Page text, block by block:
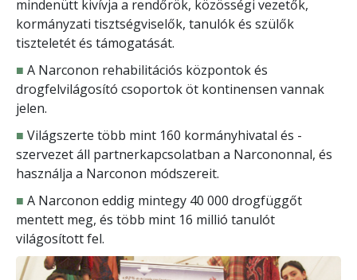
mindenütt kivívja a rendőrök, közösségi vezetők,
kormányzati tisztségviselők, tanulók és szülők
tiszteletét és támogatását.
■ A Narconon rehabilitációs központok és
drogfelvilágosító csoportok öt kontinensen vannak
jelen.
■ Világszerte több mint 160 kormányhivatal és -
szervezet áll partnerkapcsolatban a Narcononnal, és
használja a Narconon módszereit.
■ A Narconon eddig mintegy 40 000 drogfüggőt
mentett meg, és több mint 16 millió tanulót
világosított fel.